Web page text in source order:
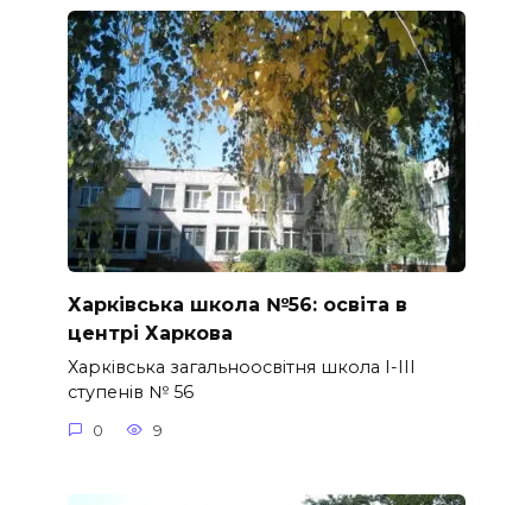
Харківська школа №56: освіта в
центрі Харкова
Харківська загальноосвітня школа І-ІІІ
ступенів № 56
0 9